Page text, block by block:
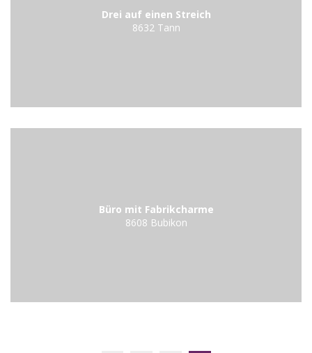
Drei auf einen Streich
8632 Tann
Büro mit Fabrikcharme
8608 Bubikon